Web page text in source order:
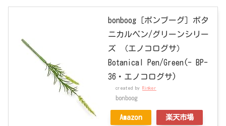
bonboog［ボンブーグ］ボタ
ニカルペン/グリーンシリー
ズ （エノコログサ）
Botanical Pen/Green(- BP-
36・エノコログサ)
created by Rinker
bonboog
Amazon 楽天市場